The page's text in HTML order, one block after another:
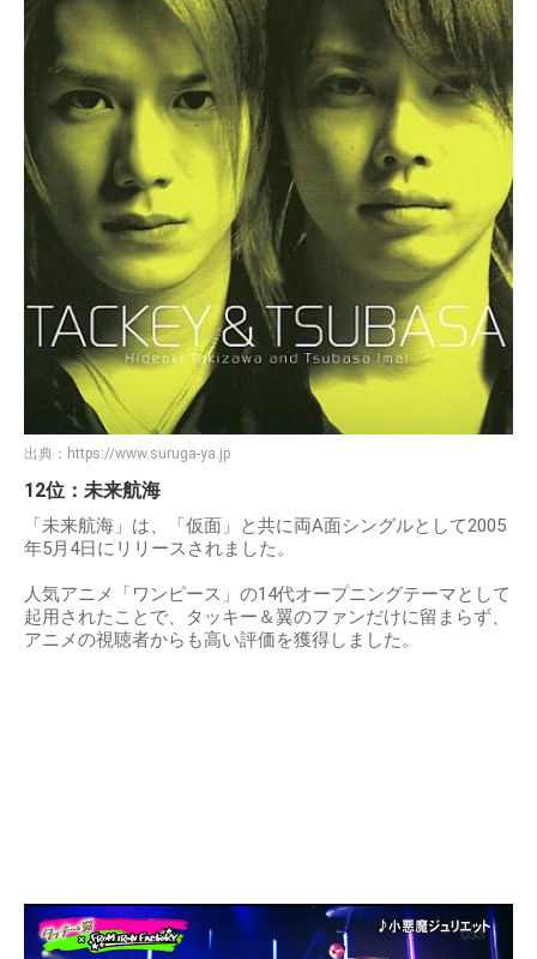
出典： https://www.suruga-ya.jp
12位：未来航海
「未来航海」は、「仮面」と共に両A面シングルとして2005
年5月4日にリリースされました。
人気アニメ「ワンピース」の14代オープニングテーマとして
起用されたことで、タッキー＆翼のファンだけに留まらず、
アニメの視聴者からも高い評価を獲得しました。